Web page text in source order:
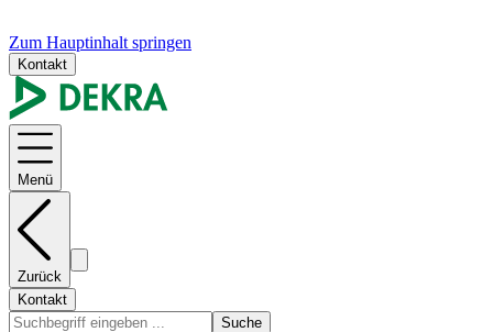
Zum Hauptinhalt springen
Kontakt
Menü
Zurück
Kontakt
Suche